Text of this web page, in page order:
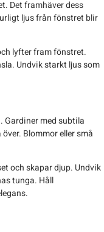
Det framhäver dess
ljus från fönstret blir
lyfter fram fönstret.
Undvik starkt ljus som
med subtila
Blommor eller små
och skapar djup. Undvik
tunga. Håll